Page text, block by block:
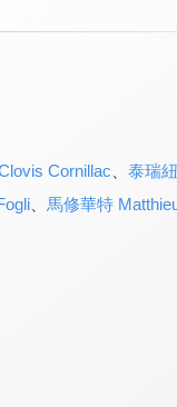
Cornillac 泰瑞
、 馬修華特